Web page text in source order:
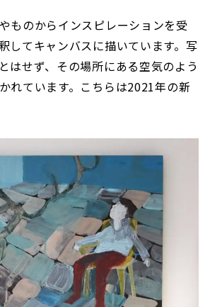
ものからインスピレーションを受
してキャンバスに描いています。写
はせず、その場所にある空気のよう
れています。こちらは2021年の新